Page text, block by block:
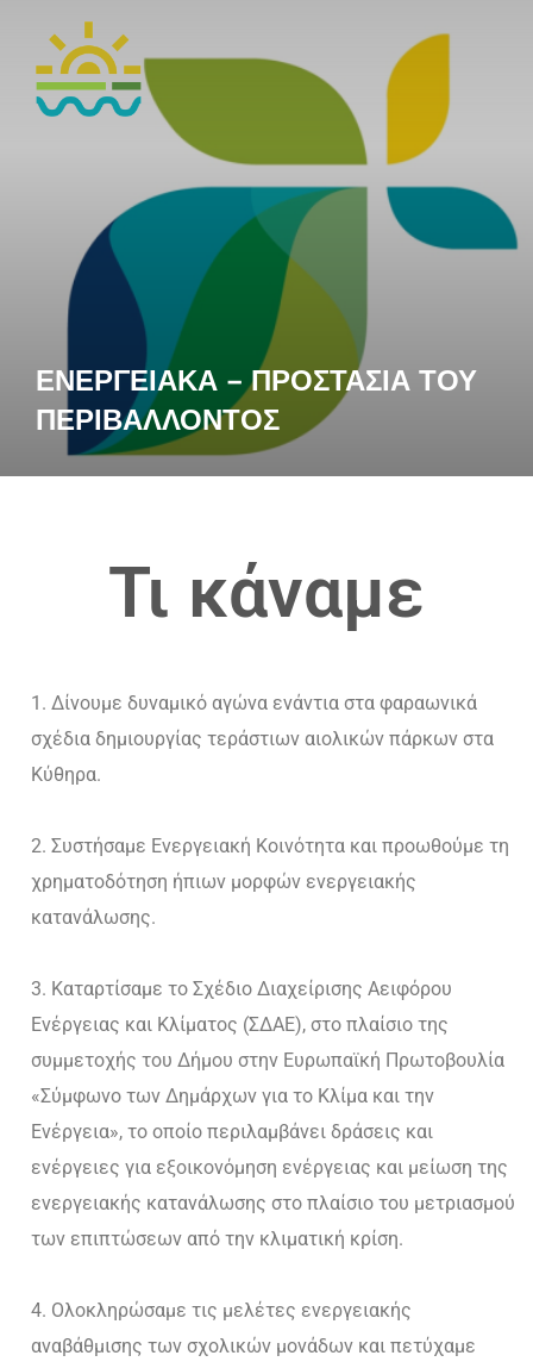
ΕΝΕΡΓΕΙΑΚΑ – ΠΡΟΣΤΑΣΙΑ ΤΟΥ
ΠΕΡΙΒΑΛΛΟΝΤΟΣ
Τι κάναμε
Δίνουμε δυναμικό αγώνα ενάντια στα φαραωνικά
σχέδια δημιουργίας τεράστιων αιολικών πάρκων στα
Κύθηρα.
Συστήσαμε Ενεργειακή Κοινότητα και προωθούμε τη
χρηματοδότηση ήπιων μορφών ενεργειακής
κατανάλωσης.
Καταρτίσαμε το Σχέδιο Διαχείρισης Αειφόρου
Ενέργειας και Κλίματος (ΣΔΑΕ), στο πλαίσιο της
συμμετοχής του Δήμου στην Ευρωπαϊκή Πρωτοβουλία
«Σύμφωνο των Δημάρχων για το Κλίμα και την
Ενέργεια», το οποίο περιλαμβάνει δράσεις και
ενέργειες για εξοικονόμηση ενέργειας και μείωση της
ενεργειακής κατανάλωσης στο πλαίσιο του μετριασμού
των επιπτώσεων από την κλιματική κρίση.
Ολοκληρώσαμε τις μελέτες ενεργειακής
αναβάθμισης των σχολικών μονάδων και πετύχαμε